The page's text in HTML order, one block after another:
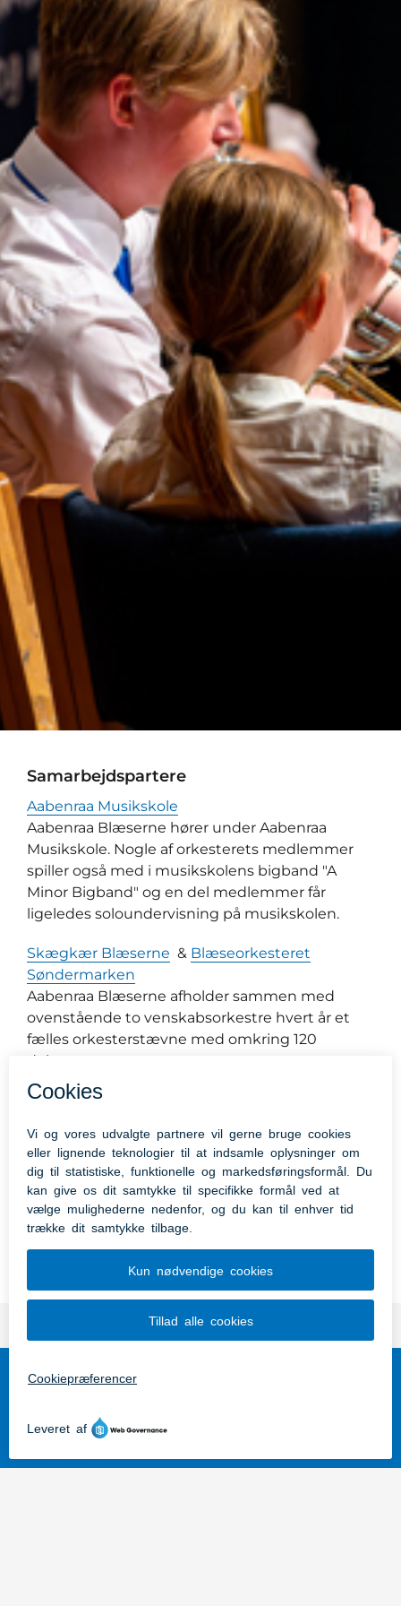
Samarbejdspartere
Aabenraa Musikskole
Aabenraa Blæserne hører under Aabenraa
Musikskole. Nogle af orkesterets medlemmer
spiller også med i musikskolens bigband "A
Minor Bigband" og en del medlemmer får
ligeledes soloundervisning på musikskolen.
Skægkær Blæserne & Blæseorkesteret
Søndermarken
Aabenraa Blæserne afholder sammen med
ovenstående to venskabsorkestre hvert år et
fælles orkesterstævne med omkring 120
deltagere.
Aabenraa Brassband
Brassband har startet deres musikalske
løbebane i Aabenraa Blæserne.
Kongehøjskolen
Aabenraa Blæserne øver hver torsdag på
Kongehøjskolen Tøndervej 90.
Nygade 21